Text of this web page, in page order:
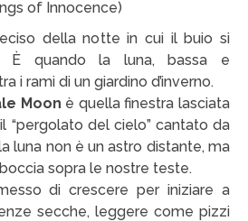
of Innocence)
della notte in cui il buio si
È quando la luna, bassa e
i rami di un giardino d’inverno.
Moon è quella finestra lasciata
“pergolato del cielo” cantato da
luna non è un astro distante, ma
sopra le nostre teste.
di crescere per iniziare a
secche, leggere come pizzi